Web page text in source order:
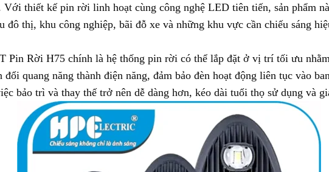
thiết kế pin rời linh hoạt cùng công nghệ LED tiên tiến, sản phẩm
đô thị, khu công nghiệp, bãi đỗ xe và những khu vực cần chiếu sáng
Rời H75 chính là hệ thống pin rời có thể lắp đặt ở vị trí tối ưu
quang năng thành điện năng, đảm bảo đèn hoạt động liên tục vào
bảo trì và thay thế trở nên dễ dàng hơn, kéo dài tuổi thọ sử dụng và